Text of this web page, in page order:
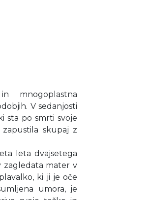
mnogoplastna
V sedanjosti
sta po smrti svoje
skupaj z
leta dvajsetega
zagledata mater v
ki ji je oče
umora, je